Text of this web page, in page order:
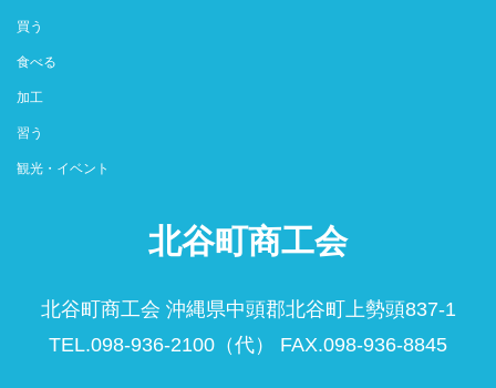
買う
食べる
加工
習う
観光・イベント
北谷町商工会
北谷町商工会 沖縄県中頭郡北谷町上勢頭837-1
TEL.098-936-2100（代） FAX.098-936-8845